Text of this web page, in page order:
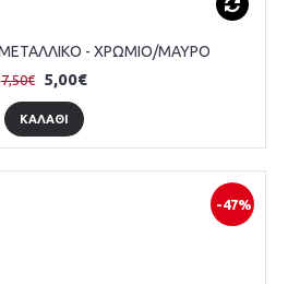
- ΧΡΩΜΙΟ/ΜΑΥΡΟ
7,50€ 5,00€
ΚΑΛΆΘΙ
-47%